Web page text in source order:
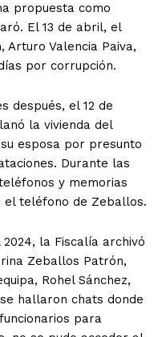
propuesta como
El 13 de abril, el
Arturo Valencia Paiva,
por corrupción.
después, el 12 de
la vivienda del
esposa por presunto
Durante las
y memorias
el teléfono de Zeballos.
la Fiscalía archivó
Zeballos Patrón,
Rohel Sánchez,
hallaron chats donde
para